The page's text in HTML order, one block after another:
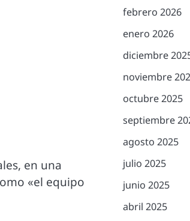
en una
«el equipo
febrero 2026
enero 2026
diciembre
noviembre
octubre 2025
septiembre
agosto 2025
julio 2025
junio 2025
abril 2025